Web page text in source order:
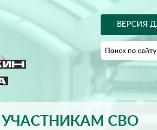
ВЕРСИЯ
УЧАСТНИКАМ СВО